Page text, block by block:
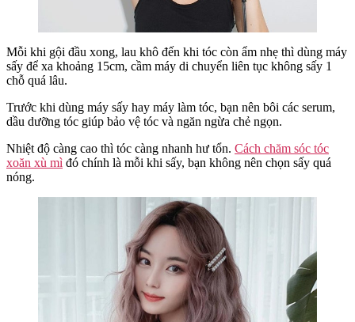
Mỗi khi gội đầu xong, lau khô đến khi tóc còn ẩm nhẹ thì dùng máy
sấy để xa khoảng 15cm, cầm máy di chuyển liên tục không sấy 1
chỗ quá lâu.
Trước khi dùng máy sấy hay máy làm tóc, bạn nên bôi các serum,
dầu dưỡng tóc giúp bảo vệ tóc và ngăn ngừa chẻ ngọn.
Nhiệt độ càng cao thì tóc càng nhanh hư tổn. Cách chăm sóc tóc
xoăn xù mì đó chính là mỗi khi sấy, bạn không nên chọn sấy quá
nóng.